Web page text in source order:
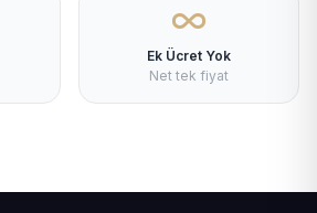
Ek Ücret Yok
Net tek fiyat